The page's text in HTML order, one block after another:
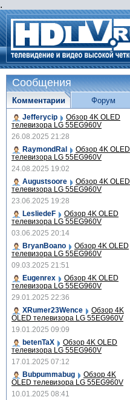
.
Сообщения
Комментарии
Jefferycip Обзор 4K OLED
телевизора LG 55EG960V
26.08.2025 21:28
RaymondRal
Обзор 4K OLED
телевизора LG 55EG960V
24.08.2025 19:02
Augustsoore
Обзор 4K OLED
телевизора LG 55EG960V
23.06.2025 19:28
LesliedeF
Обзор 4K OLED
телевизора LG 55EG960V
03.06.2025 20:14
BryanBoano
Обзор 4K OLED
телевизора LG 55EG960V
09.03.2025 21:51
Eugenrex
Обзор 4K OLED
телевизора LG 55EG960V
29.01.2025 22:36
XRumer23Wence
Обзор 4K
OLED телевизора LG 55EG960V
19.01.2025 09:09
betenTaX
Обзор 4K OLED
телевизора LG 55EG960V
17.01.2025 07:12
Bubpummabug
Обзор 4K
OLED телевизора LG 55EG960V
10.01.2025 08:41
Форум